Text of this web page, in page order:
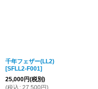
千年フェザー(LL2)
[SFLL2-F001]
25,000円(税別)
(税込 : 27,500円)